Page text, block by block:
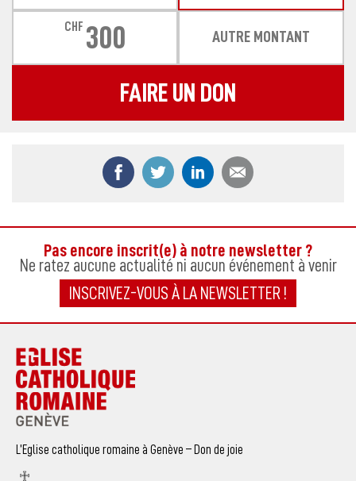
CHF 300 AUTRE MONTANT
FAIRE UN DON
Partager ce contenu sur Facebook
Partager ce contenu sur Twitter
Partager ce contenu
Pas encore inscrit(e) à notre newsletter ?
Ne ratez aucune actualité ni aucun événement à venir
INSCRIVEZ-VOUS À LA NEWSLETTER !
L’Eglise catholique romaine à Genève – Don de joie